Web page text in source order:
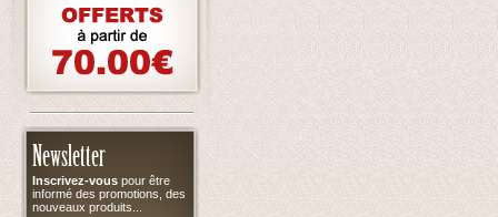
Newsletter
Inscrivez-vous pour être
informé des promotions, des
nouveaux produits...